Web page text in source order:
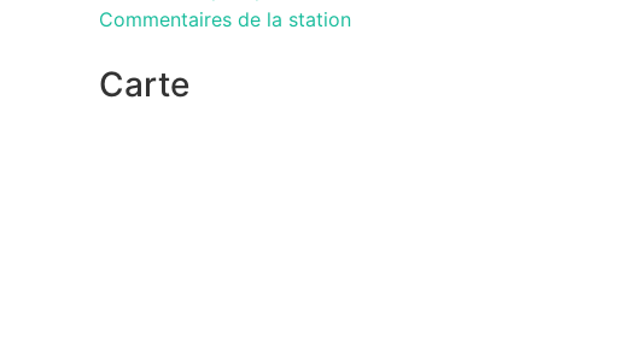
Commentaires de la station
Carte